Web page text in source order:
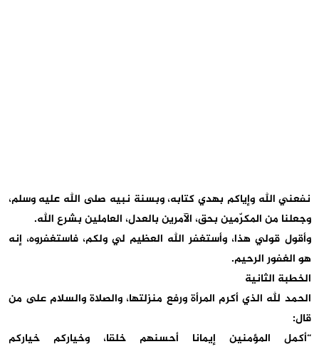
نفعني الله وإياكم بهدي كتابه، وبسنة نبيه صلى الله عليه وسلم،
وجعلنا من المكرّمين بحق، الآمرين بالعدل، العاملين بشرع الله.
وأقول قولي هذا، وأستغفر الله العظيم لي ولكم، فاستغفروه، إنه
هو الغفور الرحيم.
الخطبة الثانية
الحمد لله الذي أكرم المرأة ورفع منزلتها، والصلاة والسلام على من
قال:
“أكمل المؤمنين إيمانا أحسنهم خلقا، وخياركم خياركم